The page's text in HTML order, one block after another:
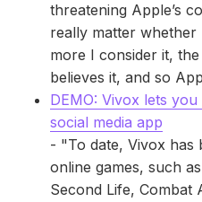
threatening Apple’s
really matter whether
more I consider it,
believes it, and so
DEMO: Vivox lets
social media app
- "To date, Vivox has
online games, such
Second Life, Combat